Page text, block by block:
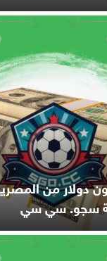
مليون دولار من
سجو. سي سي